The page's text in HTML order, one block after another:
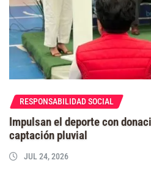
RESPONSABILIDAD SOCIAL
Impulsan el deporte con
captación pluvial
JUL 24, 2026